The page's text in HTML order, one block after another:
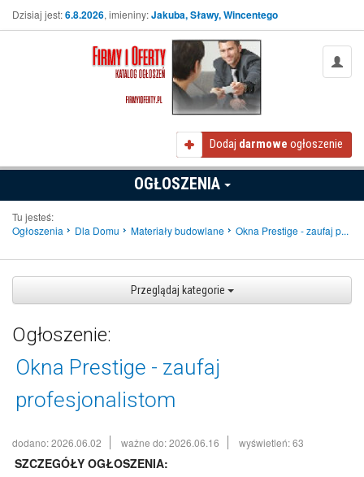
Dzisiaj jest:6.8.2026, imieniny:Jakuba, Sławy, Wincentego
Dodaj darmowe ogłoszenie
OGŁOSZENIA
Tu jesteś:
Ogłoszenia
Dla Domu Materiały budowlane Okna Prestige - zaufaj p...
Przeglądaj kategorie
Ogłoszenie:
Okna Prestige - zaufaj
profesjonalistom
dodano: 2026.06.02 ważne do: 2026.06.16 wyświetleń: 63
SZCZEGÓŁY OGŁOSZENIA: